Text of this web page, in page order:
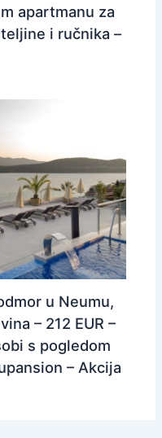
apartmanu za
i ručnika –
u Neumu,
– 212 EUR –
s pogledom
– Akcija